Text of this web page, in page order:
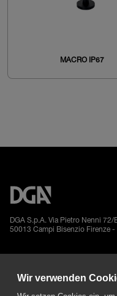
MACRO IP67
DGA S.p.A. Via Pietro Nenni 72/
50013 Campi Bisenzio Firenze -
Wir verwenden